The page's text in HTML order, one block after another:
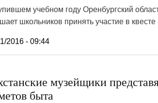
учебном году Оренбургский
школьников принять участие в
2016 - 09:44
музейщики
быта